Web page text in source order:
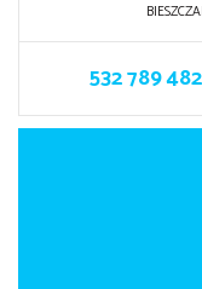
532 789 482